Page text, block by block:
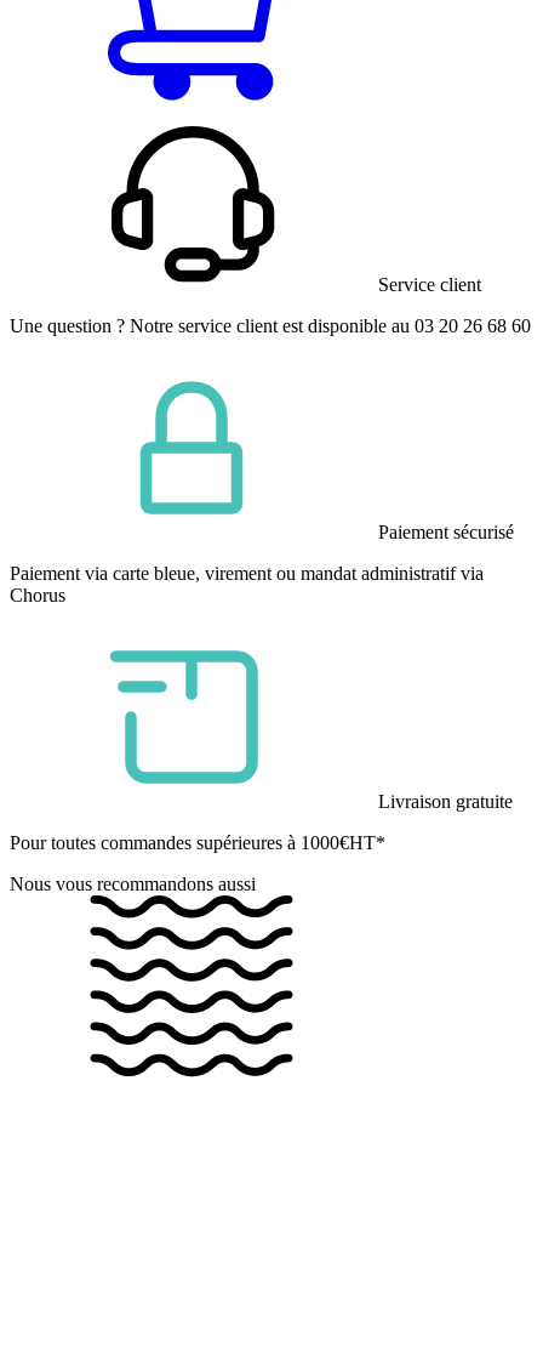
Service client
Une question ? Notre service client est disponible au 03 20 26 68 60
Paiement sécurisé
Paiement via carte bleue, virement ou mandat administratif via
Chorus
Livraison gratuite
Pour toutes commandes supérieures à 1000€HT*
Nous vous recommandons aussi